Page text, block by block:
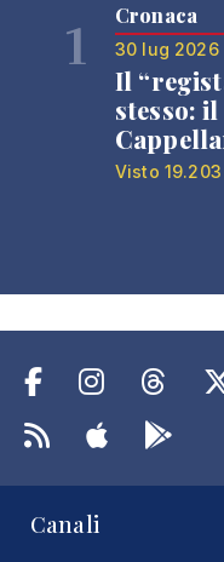
1 Cronaca
30 lug 2026
Il
stesso: il
Visto
Canali